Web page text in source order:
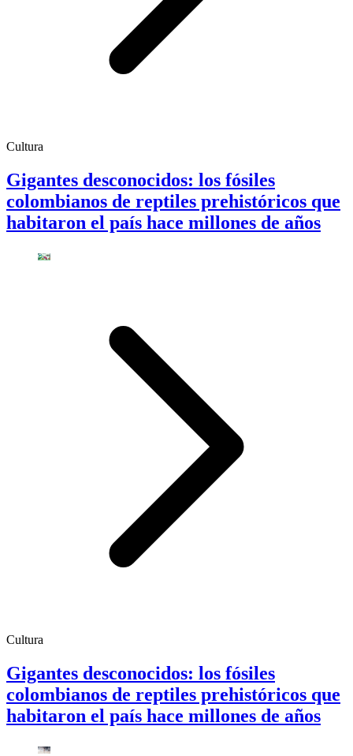
Cultura
Gigantes desconocidos: los fósiles
colombianos de reptiles prehistóricos que
habitaron el país hace millones de años
Cultura
Gigantes desconocidos: los fósiles
colombianos de reptiles prehistóricos que
habitaron el país hace millones de años